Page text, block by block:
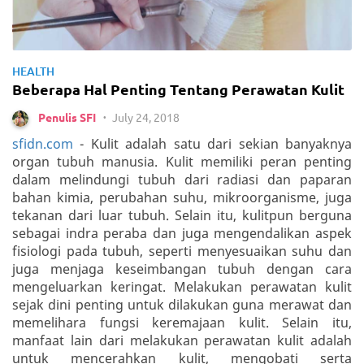
HEALTH
Beberapa Hal Penting Tentang Perawatan Kulit
Penulis SFI • July 24, 2018
sfidn.com - Kulit adalah satu dari sekian banyaknya
organ tubuh manusia. Kulit memiliki peran penting
dalam melindungi tubuh dari radiasi dan paparan
bahan kimia, perubahan suhu, mikroorganisme, juga
tekanan dari luar tubuh. Selain itu, kulitpun berguna
sebagai indra peraba dan juga mengendalikan aspek
fisiologi pada tubuh, seperti menyesuaikan suhu dan
juga menjaga keseimbangan tubuh dengan cara
mengeluarkan keringat. Melakukan perawatan kulit
sejak dini penting untuk dilakukan guna merawat dan
memelihara fungsi keremajaan kulit. Selain itu,
manfaat lain dari melakukan perawatan kulit adalah
untuk mencerahkan kulit, mengobati serta